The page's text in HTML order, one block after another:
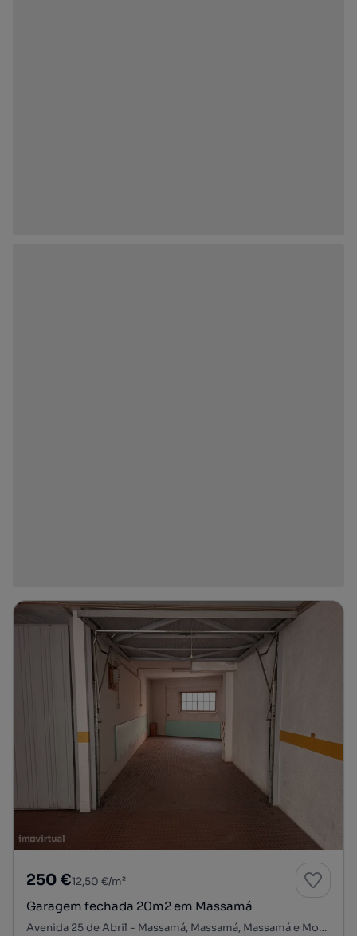
250 €12,50 €/m²
Garagem fechada 20m2 em Massamá
Avenida 25 de Abril - Massamá, Massamá, Massamá e Monte Abraão, Sintra, Lisboa